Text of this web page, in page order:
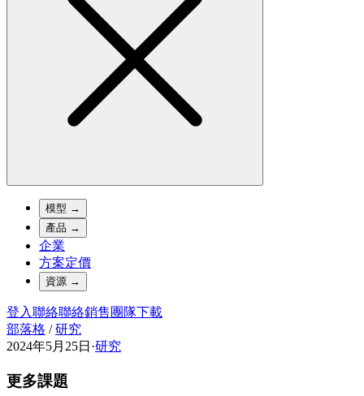
模型 →
產品 →
企業
方案定價
資源 →
登入聯絡聯絡銷售團隊下載
部落格 / 研究
2024年5月25日 ·研究
更多課題